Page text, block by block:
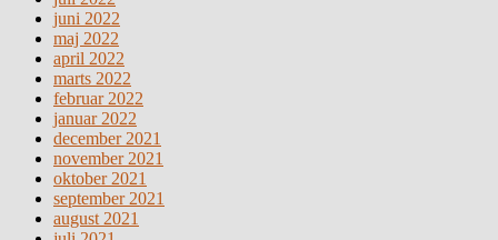
juni 2022
maj 2022
april 2022
marts 2022
februar 2022
januar 2022
december 2021
november 2021
oktober 2021
september 2021
august 2021